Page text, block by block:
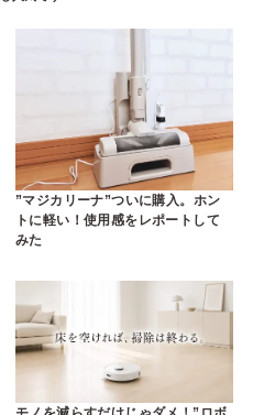
”マジカリーナ”ついに購入。ホン
トに軽い！使用感をレポートして
みた